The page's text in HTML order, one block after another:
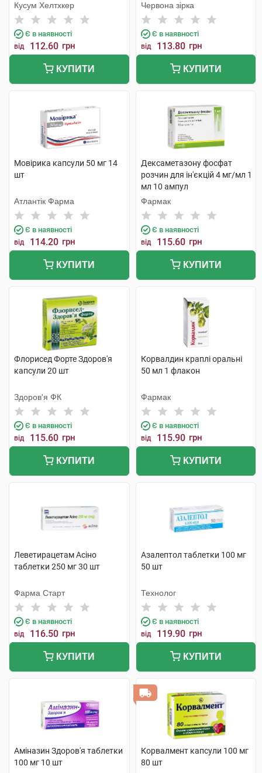
Кусум Хелтхкер
Є в наявності
від 112.60 грн
КУПИТИ
Червона зірка
Є в наявності
від 113.80 грн
КУПИТИ
Мовірика капсули 50 мг 14
шт
Атлантік Фарма
Є в наявності
від 114.20 грн
КУПИТИ
Дексаметазону фосфат
розчин для ін'єкцій 4 мг/мл 1
мл 10 ампул
Фармак
Є в наявності
від 115.60 грн
КУПИТИ
Флорисед Форте Здоров'я
капсули 20 шт
Здоров'я ФК
Є в наявності
від 115.60 грн
КУПИТИ
Корвалдин краплі оральні
50 мл 1 флакон
Фармак
Є в наявності
від 115.90 грн
КУПИТИ
Леветирацетам Асіно
таблетки 250 мг 30 шт
Фарма Старт
Є в наявності
від 116.50 грн
КУПИТИ
Азалептол таблетки 100 мг
50 шт
Технолог
Є в наявності
від 119.90 грн
КУПИТИ
Аміназин Здоров'я таблетки
100 мг 10 шт
Корвалмент капсули 100 мг
80 шт